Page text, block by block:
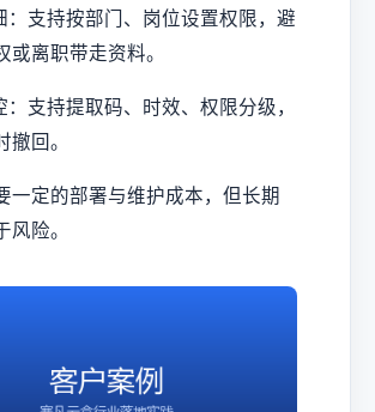
：支持按部门、岗位设置权限，避
或离职带走资料。
：支持提取码、时效、权限分级，
撤回。
一定的部署与维护成本，但长期
风险。